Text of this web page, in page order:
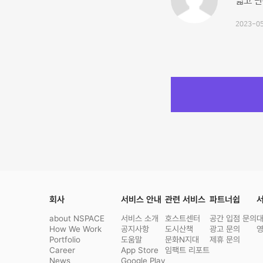
2023-
회사
about NSPACE
How We Work
Portfolio
Career
News
서비스 안내
서비스 소개
공지사항
도움말
App Store
Google Play
관련 서비스
호스트센터
도시산책
문화N지대
임팩트 리포트
파트너쉽
공간 입점 문의
광고 문의
제휴 문의